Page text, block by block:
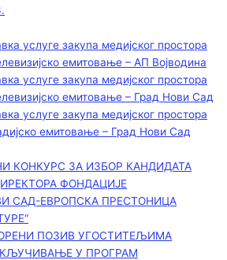
услуге закупа медијског простора
емитовање – АП Војводинa
услуге закупа медијског простора
емитовање – Град Нови Сад
услуге закупа медијског простора
емитовање – Град Нови Сад
КОНКУРС ЗА ИЗБОР КАНДИДАТА
ФОНДАЦИЈЕ
САД-ЕВРОПСКА ПРЕСТОНИЦА
ПОЗИВ УГОСТИТЕЉИМА
У ПРОГРАМ